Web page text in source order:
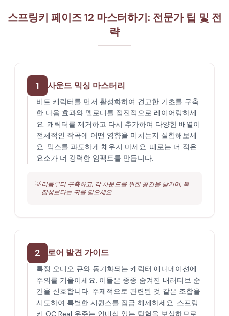
스프링키 페이즈 12 마스터하기: 전문가 팁 및 전
략
1 사운드 믹싱 마스터리
비트 캐릭터를 먼저 활성화하여 견고한 기초를 구축
한 다음 효과와 멜로디를 점진적으로 레이어링하세
요. 캐릭터를 제거하고 다시 추가하여 다양한 배열이
전체적인 작곡에 어떤 영향을 미치는지 실험해보세
요. 믹스를 과도하게 채우지 마세요. 때로는 더 적은
요소가 더 강력한 임팩트를 만듭니다.
💡리듬부터 구축하고, 각 사운드를 위한 공간을 남기며, 복
잡성보다는 귀를 믿으세요.
2 로어 발견 가이드
특정 오디오 큐와 동기화되는 캐릭터 애니메이션에
주의를 기울이세요. 이들은 종종 숨겨진 내러티브 순
간을 신호합니다. 주제적으로 관련된 것 같은 조합을
시도하여 특별한 시퀀스를 잠금 해제하세요. 스프링
키 OC Real 우주는 인내심 있는 탐험을 보상하므로